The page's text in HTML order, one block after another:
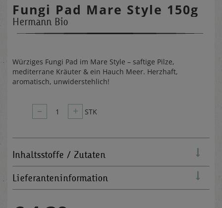
Fungi Pad Mare Style 150g
Hermann Bio
Würziges Fungi Pad im Mare Style – saftige Pilze,
mediterrane Kräuter & ein Hauch Meer. Herzhaft,
aromatisch, unwiderstehlich!
– 1 + STK
Inhaltsstoffe / Zutaten
Lieferanteninformation